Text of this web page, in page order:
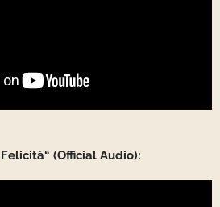
(Official Audio):